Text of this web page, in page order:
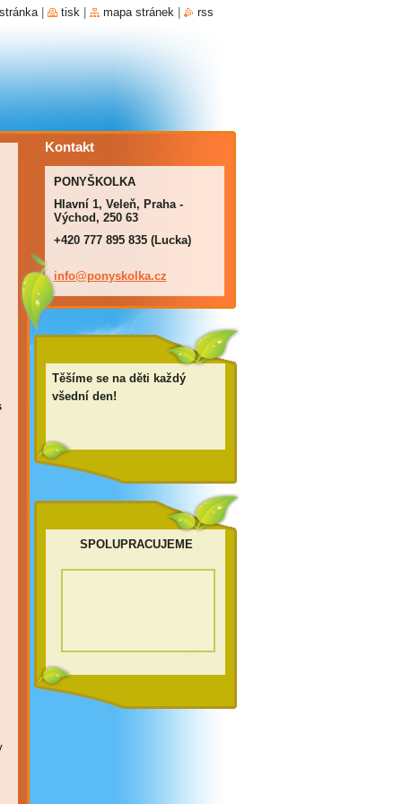
Kontakt
PONYŠKOLKA
Hlavní 1, Veleň, Praha -
Východ, 250 63
+420 777 895 835 (Lucka)
info@ponyskolka.cz
Těšíme se na děti každý
všední den!
SPOLUPRACUJEME
tisk mapa stránek rss